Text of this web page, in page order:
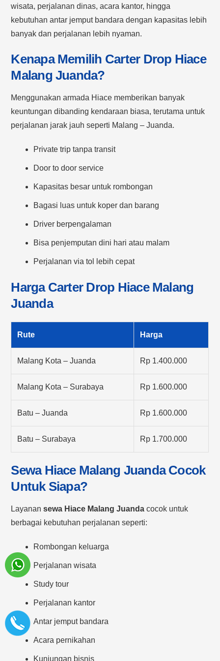
wisata, perjalanan dinas, acara kantor, hingga
kebutuhan antar jemput bandara dengan kapasitas lebih
banyak dan perjalanan lebih nyaman.
Kenapa Memilih Carter Drop Hiace
Malang Juanda?
Menggunakan armada Hiace memberikan banyak
keuntungan dibanding kendaraan biasa, terutama untuk
perjalanan jarak jauh seperti Malang – Juanda.
Private trip tanpa transit
Door to door service
Kapasitas besar untuk rombongan
Bagasi luas untuk koper dan barang
Driver berpengalaman
Bisa penjemputan dini hari atau malam
Perjalanan via tol lebih cepat
Harga Carter Drop Hiace Malang
Juanda
Rute Harga
Malang Kota – Juanda Rp 1.400.000
Malang Kota – Surabaya Rp 1.600.000
Batu – Juanda Rp 1.600.000
Batu – Surabaya Rp 1.700.000
Sewa Hiace Malang Juanda Cocok
Untuk Siapa?
Layanansewa Hiace Malang Juanda cocok untuk
berbagai kebutuhan perjalanan seperti:
Rombongan keluarga
Perjalanan wisata
Study tour
Perjalanan kantor
Antar jemput bandara
Acara pernikahan
Kunjungan bisnis